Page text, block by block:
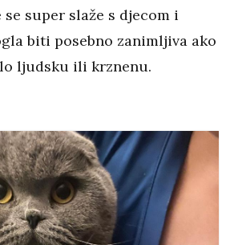
super slaže s djecom i
biti posebno zanimljiva ako
ljudsku ili krznenu.